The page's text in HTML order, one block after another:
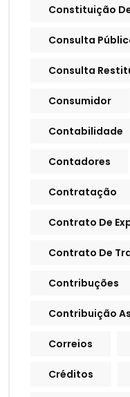
Constituição
Consulta
Consulta
Consumidor
Contabilidade
Contadores
Contratação
Contrato De
Contrato De
Contribuções
Contribuição
Correios
Créditos